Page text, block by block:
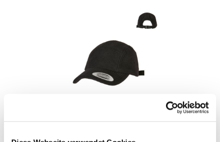
FX7005PF FLEXFIT Polar Fleece Jockey Kappe